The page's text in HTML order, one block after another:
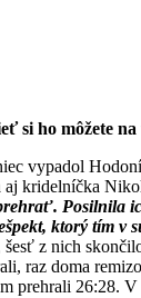
si ho môžete na
vypadol
kridelníčka
Posilnila
ktorý tím v
z nich
raz doma
prehrali 26:28.